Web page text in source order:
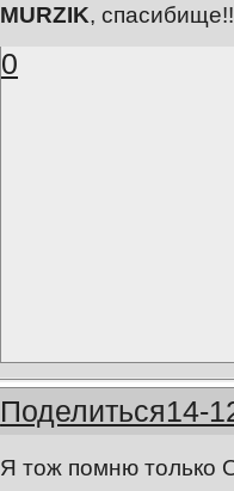
MURZIK,
0
Поделиться14-
Я тож помню